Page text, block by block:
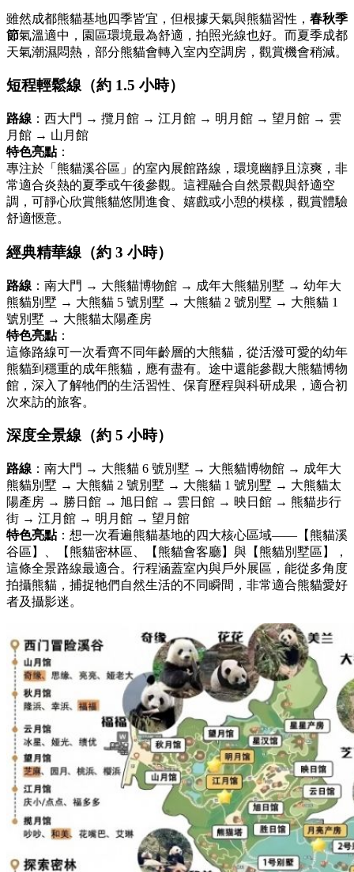
雖然成都熊貓基地四季皆宜，但根據天氣與熊貓習性， 春秋季
節氣溫適中，園區環境最為舒適，拍照光線也好。而夏季成都
天氣潮濕悶熱，部分熊貓會轉入室內空調房，觀賞機會稍減。
短程輕鬆線（約 1.5 小時）
路線 ：西大門 → 攬月館 → 江月館 → 明月館 → 望月館 → 雲
月館 → 山月館
特色亮點：
專注於「熊貓溪谷區」的室內展館路線，環境幽靜且涼爽，非
常適合炎熱的夏季或午後參觀。這裡融合自然景觀與舒適空
調，可靜心欣賞熊貓悠閒進食、嬉戲或小憩的模樣，觀賞體驗
舒適愜意。
經典精華線（約 3 小時）
路線 ：南大門 → 大熊貓博物館 → 成年大熊貓別墅 → 幼年大
熊貓別墅 → 大熊貓 5 號別墅 → 大熊貓 2 號別墅 → 大熊貓 1
號別墅 → 大熊貓太陽產房
特色亮點：
這條路線可一次看齊不同年齡層的大熊貓，從活潑可愛的幼年
熊貓到穩重的成年熊貓，應有盡有。途中還能參觀大熊貓博物
館，深入了解牠們的生活習性、保育歷程與科研成果，適合初
次來訪的旅客。
深度全景線（約 5 小時）
路線 ：南大門 → 大熊貓 6 號別墅 → 大熊貓博物館 → 成年大
熊貓別墅 → 大熊貓 2 號別墅 → 大熊貓 1 號別墅 → 大熊貓太
陽產房 → 勝日館 → 旭日館 → 雲日館 → 映日館 → 熊貓步行
街 → 江月館 → 明月館 → 望月館
特色亮點：想一次看遍熊貓基地的四大核心區域——【熊貓溪
谷區】、【熊貓密林區、【熊貓會客廳】與【熊貓別墅區】，
這條全景路線最適合。行程涵蓋室內與戶外展區，能從多角度
拍攝熊貓，捕捉牠們自然生活的不同瞬間，非常適合熊貓愛好
者及攝影迷。